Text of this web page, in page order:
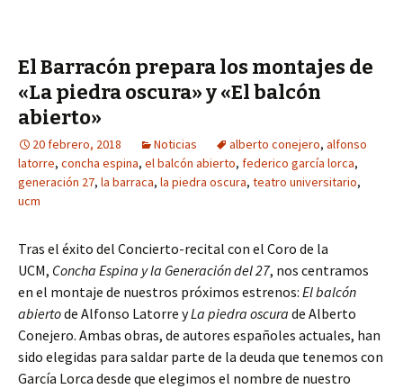
El Barracón prepara los montajes de
«La piedra oscura» y «El balcón
abierto»
20 febrero, 2018 Noticias alberto conejero, alfonso
latorre, concha espina, el balcón abierto, federico garcía lorca,
generación 27, la barraca, la piedra oscura, teatro universitario,
ucm
Tras el éxito del Concierto-recital con el Coro de la
UCM, Concha Espina y la Generación del 27, nos centramos
en el montaje de nuestros próximos estrenos: El balcón
abiertode Alfonso Latorre yLa piedra oscura de Alberto
Conejero. Ambas obras, de autores españoles actuales, han
sido elegidas para saldar parte de la deuda que tenemos con
García Lorca desde que elegimos el nombre de nuestro